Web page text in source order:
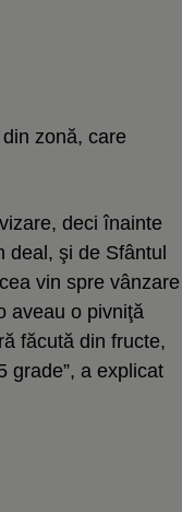
zonă, care
deci înainte
deal, şi de Sfântul
vin spre vânzare
aveau o pivniţă
făcută din fructe,
grade”, a explicat